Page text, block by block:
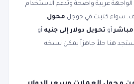
عربية واضحة وتدعم الاستخدام
سواء كتبت في جوجل محول
أو تحويل دولار إلى جنيه أو
ستجد هنا حلاً جاهزاً يمكن نسخه